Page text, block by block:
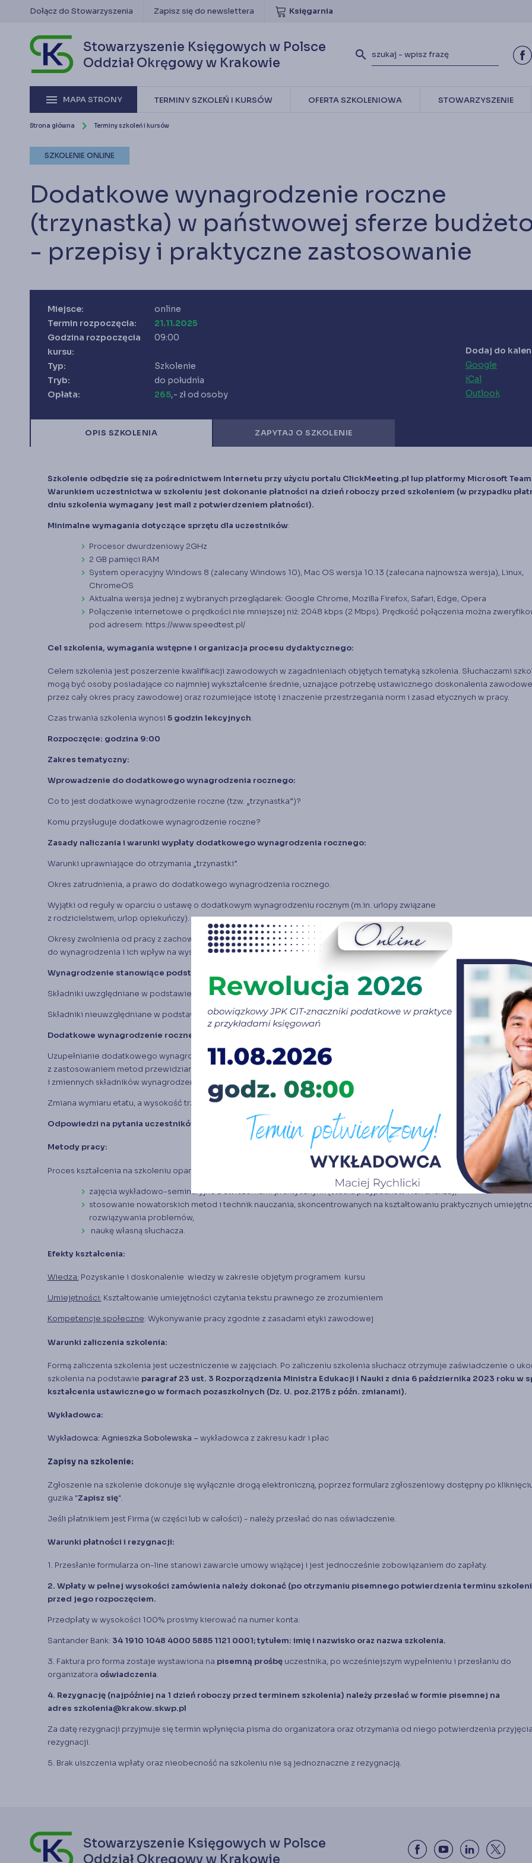
Dołącz do Stowarzyszenia Zapisz się do newslettera Księgarnia
Stowarzyszenie Księgowych w Polsce
Oddział Okręgowy w Krakowie
search
menu MAPA STRONY TERMINY SZKOLEŃ I KURSÓW OFERTA SZKOLENIOWA STOWARZYSZENIE
rachunkowych
Strona główna chevron_right Terminy szkoleń i kursów
SZKOLENIE ONLINE
Dodatkowe wynagrodzenie roczne
(trzynastka) w państwowej sferze
- przepisy i praktyczne zastosowanie
Miejsce:
online
Termin rozpoczęcia:
21.11.2025
Godzina rozpoczęcia
kursu:
09:00
Typ:
Szkolenie
Tryb:
do południa
Opłata:
265,- zł od osoby
Dodaj do
Google
iCal
Outlook
OPIS SZKOLENIA ZAPYTAJ O SZKOLENIE
Szkolenie odbędzie się za pośrednictwem Internetu przy użyciu portalu ClickMeeting.pl lup platformy Microsoft
Warunkiem uczestnictwa w szkoleniu jest dokonanie płatności na dzień roboczy przed szkoleniem (w przypadku
dniu szkolenia wymagany jest mail z potwierdzeniem płatności).
Minimalne wymagania dotyczące sprzętu dla uczestników:
Procesor dwurdzeniowy 2GHz
2 GB pamięci RAM
System operacyjny Windows 8 (zalecany Windows 10), Mac OS wersja 10.13 (zalecana najnowsza wersja), Linux,
ChromeOS
Aktualna wersja jednej z wybranych przeglądarek: Google Chrome, Mozilla Firefox, Safari, Edge, Opera
Połączenie internetowe o prędkości nie mniejszej niż: 2048 kbps (2 Mbps). Prędkość połączenia można
pod adresem: https://www.speedtest.pl/
Cel szkolenia, wymagania wstępne i organizacja procesu dydaktycznego:
Celem szkolenia jest poszerzenie kwalifikacji zawodowych w zagadnieniach objętych tematyką szkolenia. Słuchaczami
mogą być osoby posiadające co najmniej wykształcenie średnie, uznające potrzebę ustawicznego doskonalenia
przez cały okres pracy zawodowej oraz rozumiejące istotę i znaczenie przestrzegania norm i zasad etycznych w pracy.
Czas trwania szkolenia wynosi 5 godzin lekcyjnych.
Rozpoczęcie: godzina 9:00
Zakres tematyczny:
Wprowadzenie do dodatkowego wynagrodzenia rocznego:
Co to jest dodatkowe wynagrodzenie roczne (tzw. „trzynastka”)?
Komu przysługuje dodatkowe wynagrodzenie roczne?
Zasady naliczania i warunki wypłaty dodatkowego wynagrodzenia rocznego:
Warunki uprawniające do otrzymania „trzynastki”.
Okres zatrudnienia, a prawo do dodatkowego wynagrodzenia rocznego.
Wyjątki od reguły w oparciu o ustawę o dodatkowym wynagrodzeniu rocznym (m.in. urlopy związane
z rodzicielstwem, urlop opiekuńczy).
Okresy zwolnienia od pracy z zachowaniem prawa
do wynagrodzenia i ich wpływ na wysokość dodatkowego wynagrodzenia rocznego.
Wynagrodzenie stanowiące podstawę obliczenia „trzynastki”:
Składniki uwzględniane w podstawie dodatkowego wynagrodzenia rocznego.
Składniki nieuwzględniane w podstawie dodatkowego wynagrodzenia rocznego.
Dodatkowe wynagrodzenie roczne w podstawie wymiaru świadczeń z ubezpieczenia społecznego:
Uzupełnianie dodatkowego wynagrodzenia rocznego
z zastosowaniem metod przewidzianych dla stałych
i zmiennych składników wynagrodzenia.
Zmiana wymiaru etatu, a wysokość trzynastki w podstawie wymiaru świadczeń z ubezpieczenia społecznego.
Odpowiedzi na pytania uczestników szkolenia.
Metody pracy:
Proces kształcenia na szkoleniu oparty jest o:
zajęcia wykładowo-seminaryjne z ćwiczeniami praktycznymi (studia przypadków i ich analiza),
stosowanie nowatorskich metod i technik nauczania, skoncentrowanych na kształtowaniu praktycznych
rozwiązywania problemów,
naukę własną słuchacza.
Efekty kształcenia:
Wiedza: Pozyskanie i doskonalenie wiedzy w zakresie objętym programem kursu
Umiejętności: Kształtowanie umiejętności czytania tekstu prawnego ze zrozumieniem
Kompetencje społeczne: Wykonywanie pracy zgodnie z zasadami etyki zawodowej
Warunki zaliczenia szkolenia:
Formą zaliczenia szkolenia jest uczestniczenie w zajęciach. Po zaliczeniu szkolenia słuchacz otrzymuje zaświadczenie o
szkolenia na podstawie paragraf 23 ust. 3 Rozporządzenia Ministra Edukacji i Nauki z dnia 6 października 2023 roku w
kształcenia ustawicznego w formach pozaszkolnych (Dz. U. poz.2175 z późn. zmianami).
Wykładowca:
Wykładowca: Agnieszka Sobolewska – wykładowca z zakresu kadr i płac
Zapisy na szkolenie:
Zgłoszenie na szkolenie dokonuje się wyłącznie drogą elektroniczną, poprzez formularz zgłoszeniowy dostępny po
guzika "Zapisz się".
Jeśli płatnikiem jest Firma (w części lub w całości) - należy przesłać do nas oświadczenie.
Warunki płatności i rezygnacji:
1. Przesłanie formularza on-line stanowi zawarcie umowy wiążącej i jest jednocześnie zobowiązaniem do zapłaty.
2. Wpłaty w pełnej wysokości zamówienia należy dokonać (po otrzymaniu pisemnego potwierdzenia terminu
przed jego rozpoczęciem.
Przedpłaty w wysokości 100% prosimy kierować na numer konta:
Santander Bank: 34 1910 1048 4000 5885 1121 0001; tytułem: imię i nazwisko oraz nazwa szkolenia.
3. Faktura pro forma zostaje wystawiona na pisemną prośbę uczestnika, po wcześniejszym wypełnieniu i przesłaniu do
organizatora oświadczenia.
4. Rezygnację (najpóźniej na 1 dzień roboczy przed terminem szkolenia) należy przesłać w formie pisemnej na
adres szkolenia@krakow.skwp.pl
Za datę rezygnacji przyjmuje się termin wpłynięcia pisma do organizatora oraz otrzymania od niego potwierdzenia
rezygnacji.
5. Brak uiszczenia wpłaty oraz nieobecność na szkoleniu nie są jednoznaczne z rezygnacją.
Stowarzyszenie Księgowych w Polsce
Oddział Okręgowy w Krakowie